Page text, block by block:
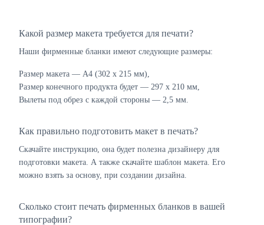
Какой размер макета требуется для печати?
Наши фирменные бланки имеют следующие размеры:
Размер макета — А4 (302 х 215 мм),
Размер конечного продукта будет — 297 х 210 мм,
Вылеты под обрез с каждой стороны — 2,5 мм.
Как правильно подготовить макет в печать?
Скачайте инструкцию, она будет полезна дизайнеру для
подготовки макета. А также скачайте шаблон макета. Его
можно взять за основу, при создании дизайна.
Сколько стоит печать фирменных бланков в вашей
типографии?